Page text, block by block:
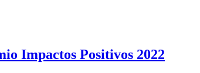
Impactos Positivos 2022